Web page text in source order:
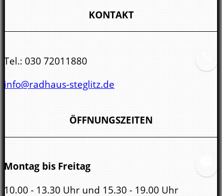
KONTAKT
Tel.: 030 72011880
info@radhaus-steglitz.de
ÖFFNUNGSZEITEN
Montag bis Freitag
10.00 - 13.30 Uhr und 15.30 - 19.00 Uhr